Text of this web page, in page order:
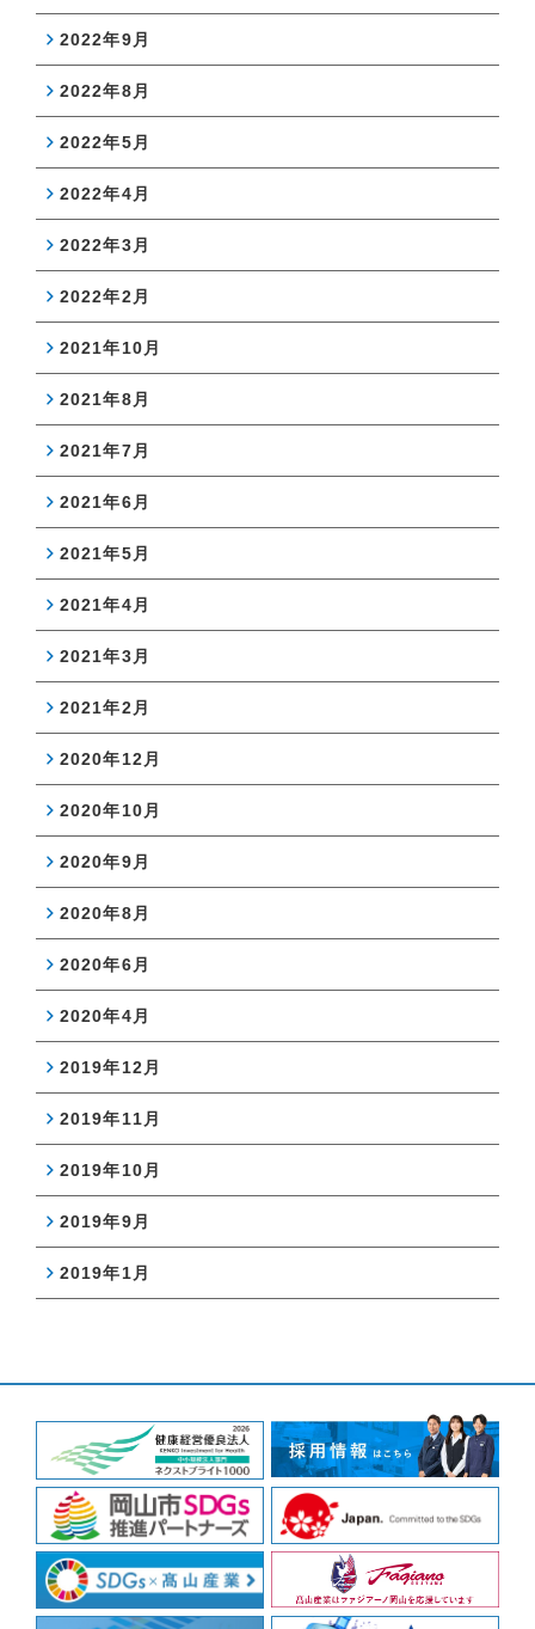
2022年9月
2022年8月
2022年5月
2022年4月
2022年3月
2022年2月
2021年10月
2021年8月
2021年7月
2021年6月
2021年5月
2021年4月
2021年3月
2021年2月
2020年12月
2020年10月
2020年9月
2020年8月
2020年6月
2020年4月
2019年12月
2019年11月
2019年10月
2019年9月
2019年1月